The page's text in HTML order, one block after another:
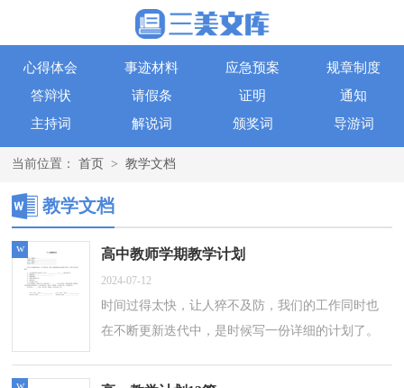
心得体会 事迹材料 应急预案
规章制度
答辩状
请假条 证明
通知
主持词
解说词 颁奖词 导游词
当前位置： 首页 > 教学文档
教学文档
高中教师学期教学计划
2024-07-12
时间过得太快，让人猝不及防，我们的工作同时也
在不断更新迭代中，是时候写一份详细的计划了。
的高中教师学期教学计划，仅供参考，欢迎大...
w
w